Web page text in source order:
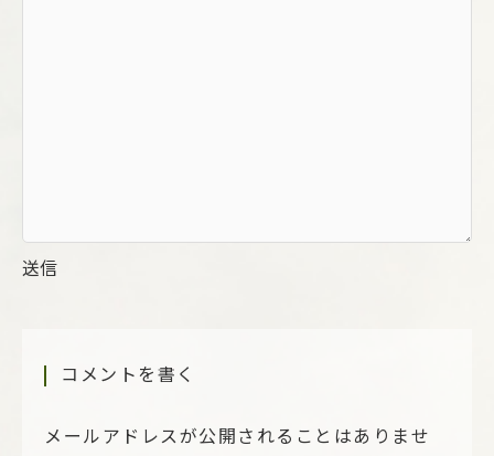
送信
コメントを書く
メールアドレスが公開されることはありませ